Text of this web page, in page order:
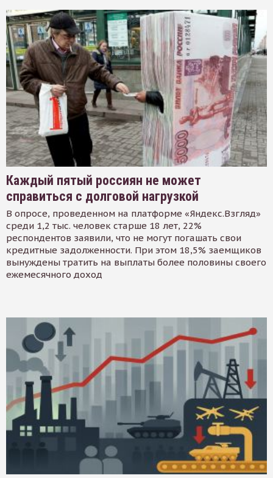
Каждый пятый россиян не может
справиться с долговой нагрузкой
В опросе, проведенном на платформе «Яндекс.Взгляд»
среди 1,2 тыс. человек старше 18 лет, 22%
респондентов заявили, что не могут погашать свои
кредитные задолженности. При этом 18,5% заемщиков
вынуждены тратить на выплаты более половины своего
ежемесячного доход